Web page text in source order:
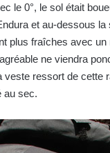
le 0°, le sol était
et au-dessous
plus fraîches avec
ne viendra
ressort de cette
au sec.